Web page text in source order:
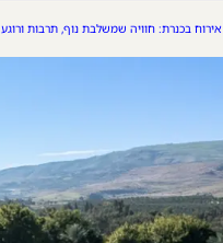
אירוח בכנרת: חוויה שמשלבת נוף, תרבות ורוגע